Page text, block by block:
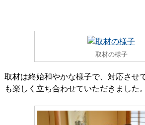
取材の様子
取材は終始和やかな様子で、対応させ
も楽しく立ち合わせていただきました。